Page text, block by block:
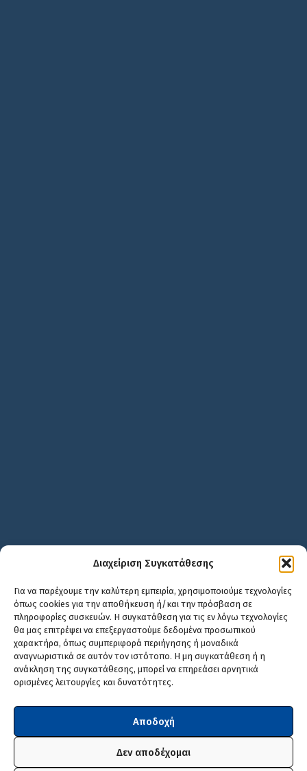
Διαχείριση Συγκατάθεσης
Για να παρέχουμε την καλύτερη εμπειρία, χρησιμοποιούμε τεχνολογίες
όπως cookies για την αποθήκευση ή/και την πρόσβαση σε
πληροφορίες συσκευών. Η συγκατάθεση για τις εν λόγω τεχνολογίες
θα μας επιτρέψει να επεξεργαστούμε δεδομένα προσωπικού
χαρακτήρα, όπως συμπεριφορά περιήγησης ή μοναδικά
αναγνωριστικά σε αυτόν τον ιστότοπο. Η μη συγκατάθεση ή η
ανάκληση της συγκατάθεσης, μπορεί να επηρεάσει αρνητικά
ορισμένες λειτουργίες και δυνατότητες.
Αποδοχή
Δεν αποδέχομαι